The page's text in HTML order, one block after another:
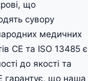
що
сувору
медичних
CE та ISO 13485 є
до якості та
гарантує, що наша